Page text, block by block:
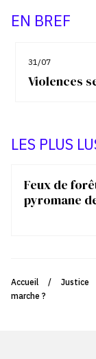
EN BREF
31/07
Violences
LES PLUS
Feux de
pyromane
Accueil / Justice
marche ?